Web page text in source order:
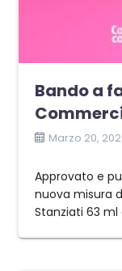
Bando a
Marzo 20,
Approvato e
nuova misura
Stanziati 63 ml